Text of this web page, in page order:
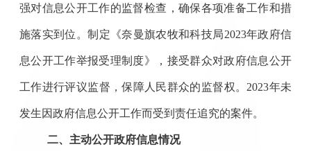
强对信息公开工作的监督检查，确保各项准备工作和措
施落实到位。制定《奈曼旗农牧和科技局2023年政府信
息公开工作举报受理制度》，接受群众对政府信息公开
工作进行评议监督，保障人民群众的监督权。2023年未
发生因政府信息公开工作而受到责任追究的案件。
二、主动公开政府信息情况